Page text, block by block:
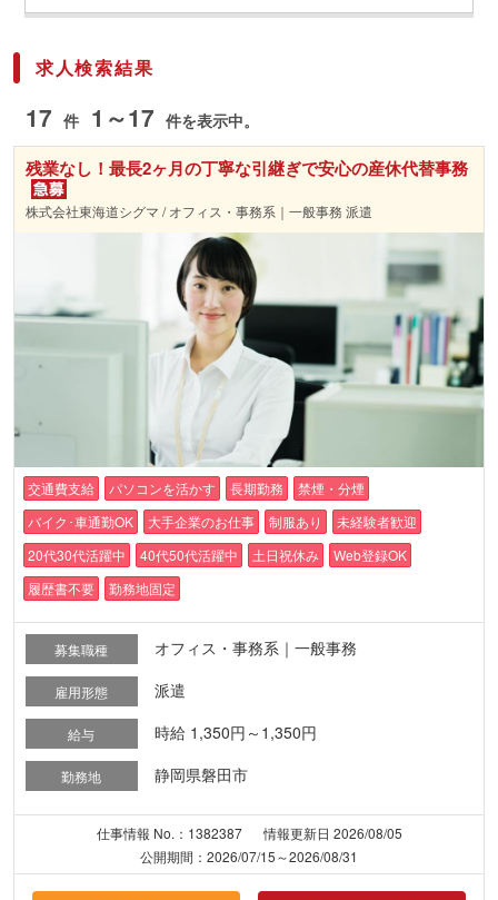
求人検索結果
17 件 1～17 件を表示中。
残業なし！最長2ヶ月の丁寧な引継ぎで安心の産休代替事務
株式会社東海道シグマ / オフィス・事務系｜一般事務 派遣
交通費支給 パソコンを活かす 長期勤務
禁煙・分煙
バイク･車通勤OK
大手企業のお仕事 制服あり
未経験者歓迎
20代30代活躍中
40代50代活躍中 土日祝休み
Web登録OK
履歴書不要
勤務地固定
募集職種 オフィス・事務系｜一般事務
雇用形態 派遣
給与 時給 1,350円～1,350円
勤務地 静岡県磐田市
仕事情報 No.：1382387
情報更新日 2026/08/05
公開期間：2026/07/15～2026/08/31